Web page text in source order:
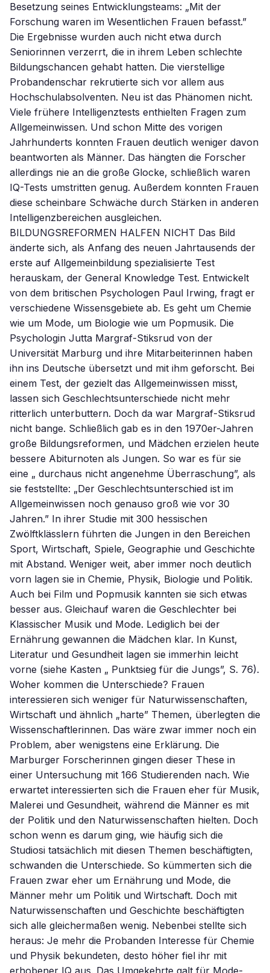
Besetzung seines Entwicklungsteams: „Mit der
Forschung waren im Wesentlichen Frauen befasst.”
Die Ergebnisse wurden auch nicht etwa durch
Seniorinnen verzerrt, die in ihrem Leben schlechte
Bildungschancen gehabt hatten. Die vierstellige
Probandenschar rekrutierte sich vor allem aus
Hochschulabsolventen. Neu ist das Phänomen nicht.
Viele frühere Intelligenztests enthielten Fragen zum
Allgemeinwissen. Und schon Mitte des vorigen
Jahrhunderts konnten Frauen deutlich weniger davon
beantworten als Männer. Das hängten die Forscher
allerdings nie an die große Glocke, schließlich waren
IQ-Tests umstritten genug. Außerdem konnten Frauen
diese scheinbare Schwäche durch Stärken in anderen
Intelligenzbereichen ausgleichen.
BILDUNGSREFORMEN HALFEN NICHT Das Bild
änderte sich, als Anfang des neuen Jahrtausends der
erste auf Allgemeinbildung spezialisierte Test
herauskam, der General Knowledge Test. Entwickelt
von dem britischen Psychologen Paul Irwing, fragt er
verschiedene Wissensgebiete ab. Es geht um Chemie
wie um Mode, um Biologie wie um Popmusik. Die
Psychologin Jutta Margraf-Stiksrud von der
Universität Marburg und ihre Mitarbeiterinnen haben
ihn ins Deutsche übersetzt und mit ihm geforscht. Bei
einem Test, der gezielt das Allgemeinwissen misst,
lassen sich Geschlechtsunterschiede nicht mehr
ritterlich unterbuttern. Doch da war Margraf-Stiksrud
nicht bange. Schließlich gab es in den 1970er-Jahren
große Bildungsreformen, und Mädchen erzielen heute
bessere Abiturnoten als Jungen. So war es für sie
eine „ durchaus nicht angenehme Überraschung”, als
sie feststellte: „Der Geschlechtsunterschied ist im
Allgemeinwissen noch genauso groß wie vor 30
Jahren.” In ihrer Studie mit 300 hessischen
Zwölftklässlern führten die Jungen in den Bereichen
Sport, Wirtschaft, Spiele, Geographie und Geschichte
mit Abstand. Weniger weit, aber immer noch deutlich
vorn lagen sie in Chemie, Physik, Biologie und Politik.
Auch bei Film und Popmusik kannten sie sich etwas
besser aus. Gleichauf waren die Geschlechter bei
Klassischer Musik und Mode. Lediglich bei der
Ernährung gewannen die Mädchen klar. In Kunst,
Literatur und Gesundheit lagen sie immerhin leicht
vorne (siehe Kasten „ Punktsieg für die Jungs”, S. 76).
Woher kommen die Unterschiede? Frauen
interessieren sich weniger für Naturwissenschaften,
Wirtschaft und ähnlich „harte” Themen, überlegten die
Wissenschaftlerinnen. Das wäre zwar immer noch ein
Problem, aber wenigstens eine Erklärung. Die
Marburger Forscherinnen gingen dieser These in
einer Untersuchung mit 166 Studierenden nach. Wie
erwartet interessierten sich die Frauen eher für Musik,
Malerei und Gesundheit, während die Männer es mit
der Politik und den Naturwissenschaften hielten. Doch
schon wenn es darum ging, wie häufig sich die
Studiosi tatsächlich mit diesen Themen beschäftigten,
schwanden die Unterschiede. So kümmerten sich die
Frauen zwar eher um Ernährung und Mode, die
Männer mehr um Politik und Wirtschaft. Doch mit
Naturwissenschaften und Geschichte beschäftigten
sich alle gleichermaßen wenig. Nebenbei stellte sich
heraus: Je mehr die Probanden Interesse für Chemie
und Physik bekundeten, desto höher fiel ihr mit
erhobener IQ aus. Das Umgekehrte galt für Mode-